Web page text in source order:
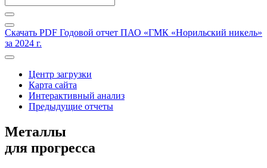
Скачать PDF Годовой отчет ПАО «ГМК «Норильский никель»
за 2024 г.
Центр загрузки
Карта сайта
Интерактивный анализ
Предыдущие отчеты
Металлы
для прогресса